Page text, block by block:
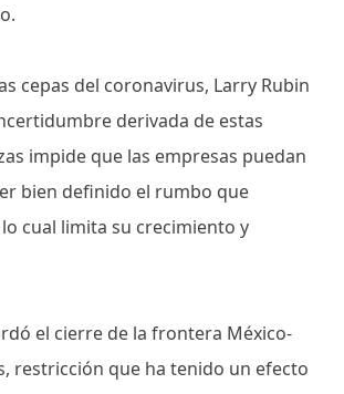
cepas del coronavirus, Larry Rubin
derivada de estas
impide que las empresas puedan
bien definido el rumbo que
cual limita su crecimiento y
el cierre de la frontera México-
restricción que ha tenido un efecto